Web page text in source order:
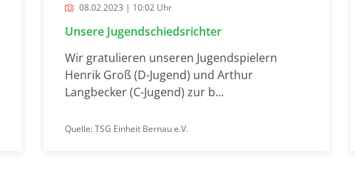
08.02.2023 | 10:02 Uhr
Unsere Jugendschiedsrichter
Wir gratulieren unseren Jugendspielern
Henrik Groß (D-Jugend) und Arthur
Langbecker (C-Jugend) zur b...
Quelle: TSG Einheit Bernau e.V.